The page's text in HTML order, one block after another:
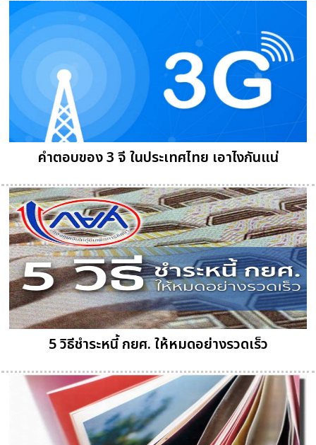
คำตอบของ 3 จี ในประเทศไทย เอาไงกันแน่
5 วิธีชำระหนี้ กยศ. ให้หมดอย่างรวดเร็ว